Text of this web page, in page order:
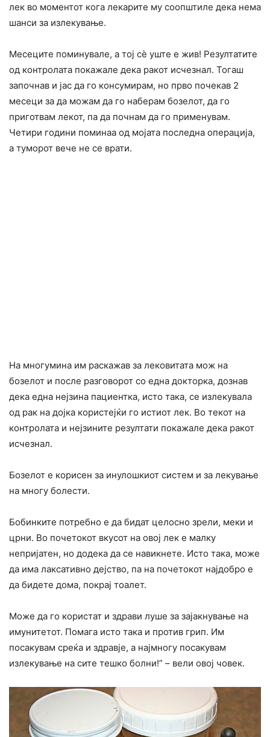
лек во моментот кога лекарите му соопштиле дека нема
шанси за излекување.
Месеците поминувале, а тој сè уште е жив! Резултатите
од контролата покажале дека ракот исчезнал. Тогаш
започнав и јас да го консумирам, но прво почекав 2
месеци за да можам да го наберам бозелот, да го
приготвам лекот, па да почнам да го применувам.
Четири години поминаа од мојата последна операција,
а туморот вече не се врати.
На многумина им раскажав за лековитата мож на
бозелот и после разговорот со една докторка, дознав
дека една нејзина пациентка, исто така, се излекувала
од рак на дојка користејќи го истиот лек. Во текот на
контролата и нејзините резултати покажале дека ракот
исчезнал.
Бозелот е корисен за инулошкиот систем и за лекување
на многу болести.
Бобинките потребно е да бидат целосно зрели, меки и
црни. Во почетокот вкусот на овој лек е малку
непријатен, но додека да се навикнете. Исто така, може
да има лаксативно дејство, па на почетокот најдобро е
да бидете дома, покрај тоалет.
Може да го користат и здрави луше за зајакнување на
имунитетот. Помага исто така и против грип. Им
посакувам среќа и здравје, а најмногу посакувам
излекување на сите тешко болни!” – вели овој човек.